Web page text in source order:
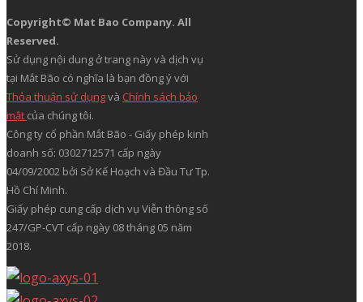
Copyright© Mat Bao Company. All
Reserved.
Sử dụng nội dung ở trang này và dịch vụ
tại Mắt Bão có nghĩa là bạn đồng ý với
Thỏa thuận sử dụngvà Chính sách bảo
mật của chúng tôi.
Công ty cổ phần Mắt Bão - Giấy phép kinh
doanh số: 0302712571 cấp ngày
04/09/2002 bởi Sở Kế Hoạch và Đầu Tư Tp.
Hồ Chí Minh.
Giấy phép cung cấp dịch vụ Viễn thông số
247/GP-CVT cấp ngày 08 tháng 05 năm
2018.